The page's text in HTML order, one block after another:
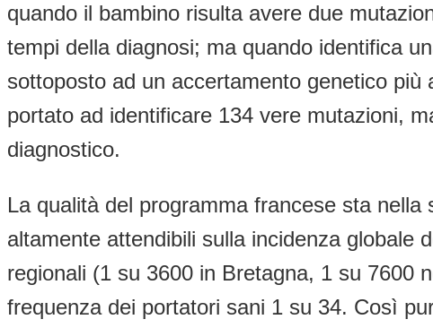
quando il bambino risulta avere due
tempi della diagnosi; ma quando identifica
sottoposto ad un accertamento genetico
portato ad identificare 134 vere mutazioni,
diagnostico.
La qualità del programma francese sta
altamente attendibili sulla incidenza globale
regionali (1 su 3600 in Bretagna, 1 su 7600
frequenza dei portatori sani 1 su 34. Così